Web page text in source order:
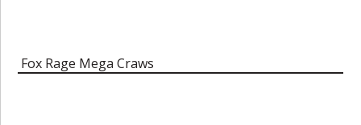
Fox Rage Mega Craws